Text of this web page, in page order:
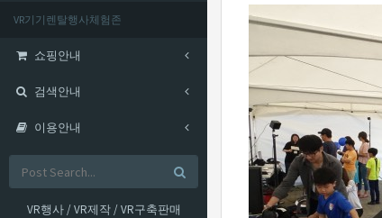
VR기기렌탈행사체험존
쇼핑안내
검색안내
이용안내
VR행사 / VR제작 / VR구축판매